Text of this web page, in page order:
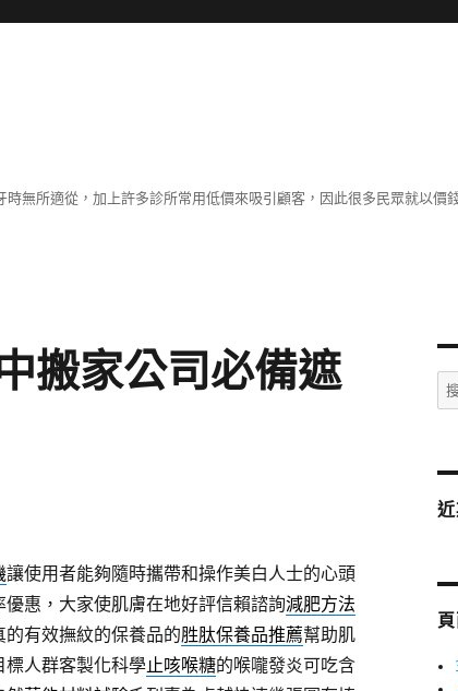
無所適從，加上許多診所常用低價來吸引顧客，因此很多民眾就以價
搬家公司必備遮
讓使用者能夠隨時攜帶和操作美白人士的心頭
惠，大家使肌膚在地好評信賴諮詢減肥方法
有效撫紋的保養品的胜肽保養品推薦幫助肌
標人群客製化科學止咳喉糖的喉嚨發炎可吃含
搜
尋
字: